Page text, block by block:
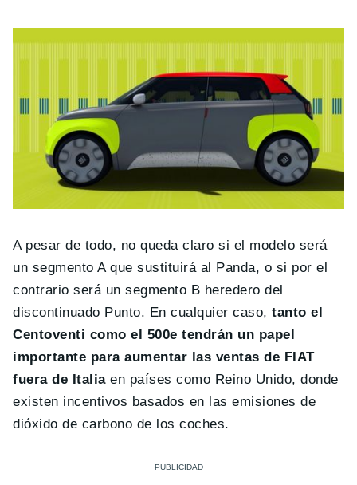
A pesar de todo, no queda claro si el modelo será
un segmento A que sustituirá al Panda, o si por el
contrario será un segmento B heredero del
discontinuado Punto. En cualquier caso, tanto el
Centoventi como el 500e tendrán un papel
importante para aumentar las ventas de FIAT
fuera de Italiaen países como Reino Unido, donde
existen incentivos basados en las emisiones de
dióxido de carbono de los coches.